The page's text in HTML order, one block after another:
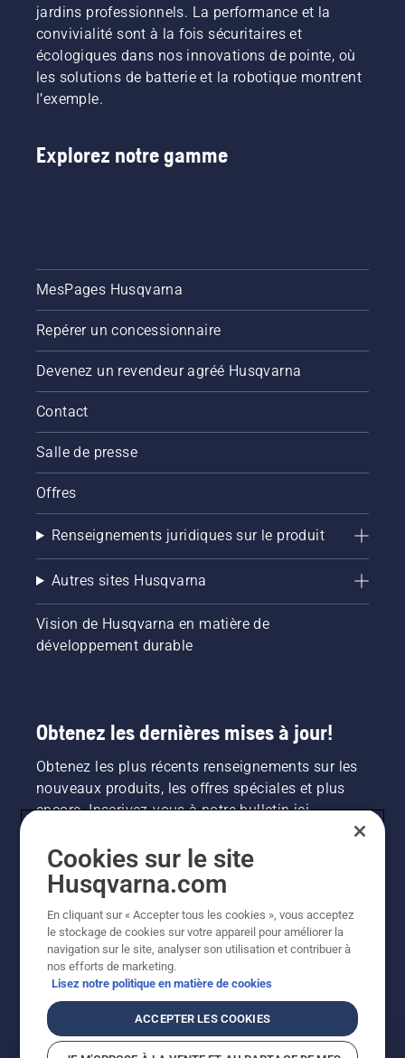
jardins professionnels. La performance et la
convivialité sont à la fois sécuritaires et
écologiques dans nos innovations de pointe, où
les solutions de batterie et la robotique montrent
l’exemple.
Explorez notre gamme
MesPages Husqvarna
Repérer un concessionnaire
Devenez un revendeur agréé Husqvarna
Contact
Salle de presse
Offres
Renseignements juridiques sur le produit
Autres sites Husqvarna
Vision de Husqvarna en matière de
développement durable
Obtenez les dernières mises à jour!
Obtenez les plus récents renseignements sur les
nouveaux produits, les offres spéciales et plus
encore. Inscrivez-vous à notre bulletin ici.
INSCRIPTION À LA NEWSLETTER
Cookies sur le site
Husqvarna.com
En cliquant sur « Accepter tous les cookies », vous acceptez
le stockage de cookies sur votre appareil pour améliorer la
navigation sur le site, analyser son utilisation et contribuer à
nos efforts de marketing.
Lisez notre politique en matière de cookies
ACCEPTER LES COOKIES